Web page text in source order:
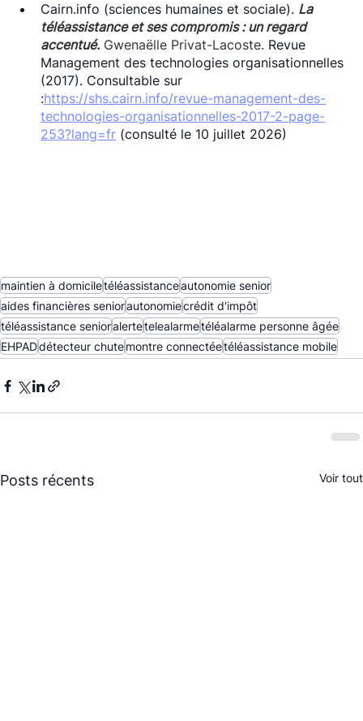
Cairn.info (sciences humaines et sociale). La
téléassistance et ses compromis : un regard
accentué. Gwenaëlle Privat-Lacoste. Revue
Management des technologies organisationnelles
(2017). Consultable sur
:https://shs.cairn.info/revue-management-des-
technologies-organisationnelles-2017-2-page-
253?lang=fr (consulté le 10 juillet 2026)
maintien à domiciletéléassistanceautonomie senior
aides financières seniorautonomiecrédit d'impôt
téléassistance senioralertetelealarmetéléalarme personne âgée
EHPADdétecteur chutemontre connectéetéléassistance mobile
Posts récents Voir tout